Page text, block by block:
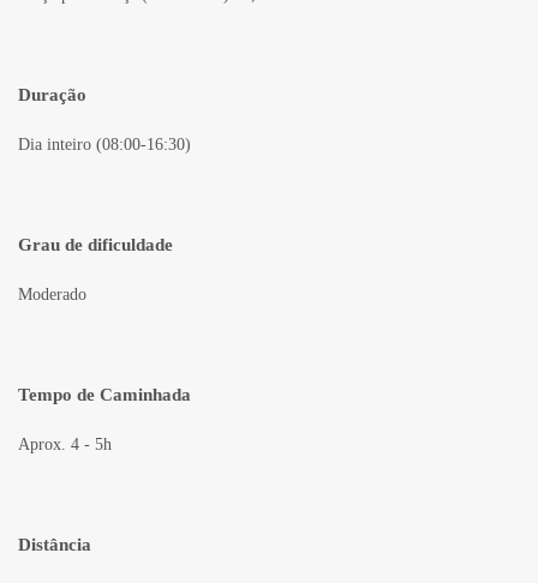
Duração
Dia inteiro (08:00-16:30)
Grau de dificuldade
Moderado
Tempo de Caminhada
Aprox. 4 - 5h
Distância